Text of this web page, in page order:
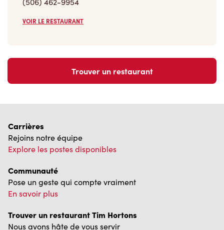
VOIR LE RESTAURANT
Trouver un restaurant
Rejoins notre équipe
Explore les postes disponibles
Communauté
Pose un geste qui compte vraiment
En savoir plus
Trouver un restaurant Tim Hortons
Nous avons hâte de vous servir
Localisateur de restaurant